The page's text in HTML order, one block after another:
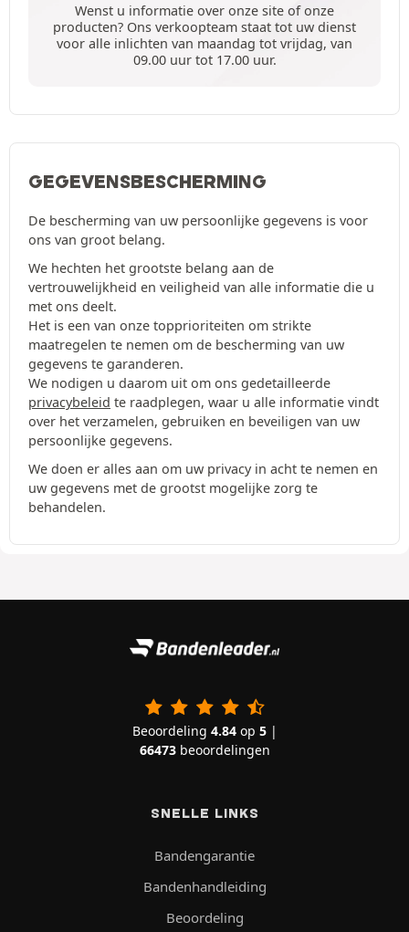
Wenst u informatie over onze site of onze
producten? Ons verkoopteam staat tot uw dienst
voor alle inlichten van maandag tot vrijdag, van
09.00 uur tot 17.00 uur.
GEGEVENSBESCHERMING
De bescherming van uw persoonlijke gegevens is voor
ons van groot belang.
We hechten het grootste belang aan de
vertrouwelijkheid en veiligheid van alle informatie die u
met ons deelt.
Het is een van onze topprioriteiten om strikte
maatregelen te nemen om de bescherming van uw
gegevens te garanderen.
We nodigen u daarom uit om ons gedetailleerde
privacybeleid te raadplegen, waar u alle informatie vindt
over het verzamelen, gebruiken en beveiligen van uw
persoonlijke gegevens.
We doen er alles aan om uw privacy in acht te nemen en
uw gegevens met de grootst mogelijke zorg te
behandelen.
Beoordeling 4.84op 5|
66473beoordelingen
SNELLE LINKS
Bandengarantie
Bandenhandleiding
Beoordeling